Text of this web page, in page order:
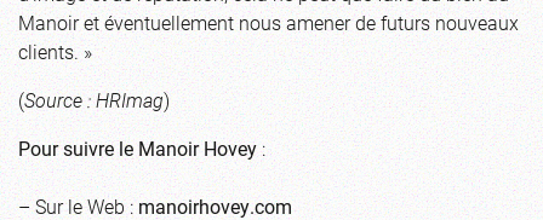
Manoir et éventuellement nous amener de futurs nouveaux
clients. »
(Source : HRImag)
Pour suivre le Manoir Hovey:
– Sur le Web : manoirhovey.com